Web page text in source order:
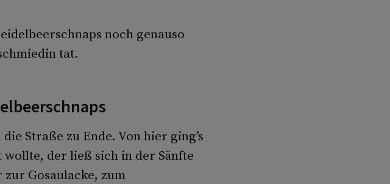
noch genauso
tat.
Straße zu Ende. Von hier ging’s
der ließ sich in der Sänfte
Gosaulacke, zum